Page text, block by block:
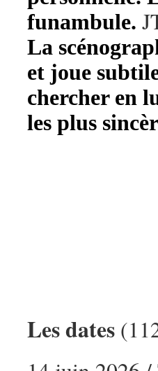
funambule.
La
et joue
chercher en
les plus
Les dates